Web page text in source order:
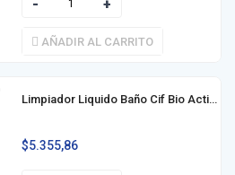
AÑADIR AL CARRITO
Limpiador Liquido Baño Cif Bio Active Con Gatillo 500ml
$5.355,86